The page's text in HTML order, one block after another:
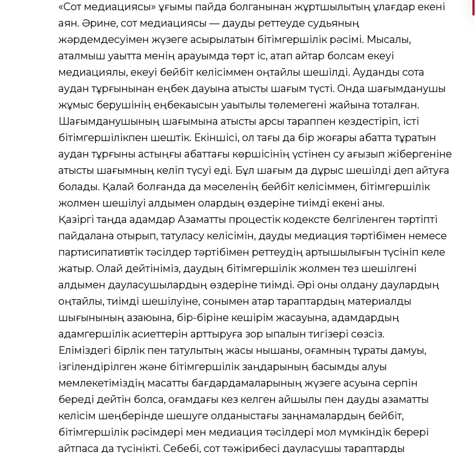
«Сот медиациясы» ұғымы пайда болганынан жұртшылықтың құлағдар екені
аян. Әрине, сот медиациясы — дауды реттеуде судьяның
жәрдемдесуімен жүзеге асырылатын бітімгершілік рәсімі. Мысалы,
аталмыш уақытта менің қарауымда төрт іс, атап айтар болсам екеуі
медиациялық, екеуі бейбіт келісіммен оңтайлы шешілді. Аудандық сотқа
аудан тұрғынынан еңбек дауына қатысты шағым түсті. Онда шағымданушы
жұмыс берушінің еңбекақысын уақытылы төлемегені жайына тоқталған.
Шағымданушының шағымына қатысты қарсы тараппен кездестіріп, істі
бітімгершілікпен шештік. Екіншісі, ол тағы да бір жоғары қабатта тұратын
аудан тұрғыны астыңғы қабаттағы көршісінің үстінен су ағызып жібергеніне
қатысты шағымның келіп түсуі еді. Бұл шағым да дұрыс шешілді деп айтуға
болады. Қалай болғанда да мәселенің бейбіт келісіммен, бітімгершілік
жолмен шешілуі алдымен олардың өздеріне тиімді екені анық.
Қазіргі таңда адамдар Азаматтық процестік кодексте белгіленген тәртіпті
пайдалана отырып, татуласу келісімін, дауды медиация тәртібімен немесе
партисипативтік тәсілдер тәртібімен реттеудің артықшылығын түсініп келе
жатыр. Олай дейтініміз, даудың бітімгершілік жолмен тез шешілгені
алдымен дауласушылардың өздеріне тиімді. Әрі оны қолдану даулардың
оңтайлы, тиімді шешілуіне, сонымен қатар тараптардың материалдық
шығынының азаюына, бір-біріне кешірім жасауына, адамдардың
адамгершілік қасиеттерін арттыруға зор ықпалын тигізері сөзсіз.
Еліміздегі бірлік пен татулықтың жақсы нышаны, қоғамның тұрақты дамуы,
ізгілендірілген және бітімгершілік заңдарының басымдық алуы
мемлекетіміздің мақсатты бағдардамаларының жүзеге асуына серпін
береді дейтін болсақ, қоғамдағы кез келген қайшылық пен дауды азаматтық
келісім шеңберінде шешуге қолданыстағы заңнамалардың бейбіт,
бітімгершілік рәсімдері мен медиация тәсілдері мол мүмкіндік берері
айтпаса да түсінікті. Себебі, сот тәжірибесі дауласушы тараптарды